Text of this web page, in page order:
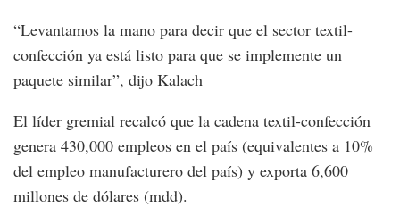
“Levantamos la mano para decir que el sector textil-
confección ya está listo para que se implemente un
paquete similar”, dijo Kalach
El líder gremial recalcó que la cadena textil-confección
genera 430,000 empleos en el país (equivalentes a 10%
del empleo manufacturero del país) y exporta 6,600
millones de dólares (mdd).